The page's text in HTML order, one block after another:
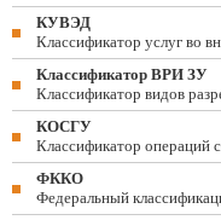
КУВЭД
Классификатор услуг во
Классификатор ВРИ ЗУ
Классификатор видов
КОСГУ
Классификатор операций
ФККО
Федеральный